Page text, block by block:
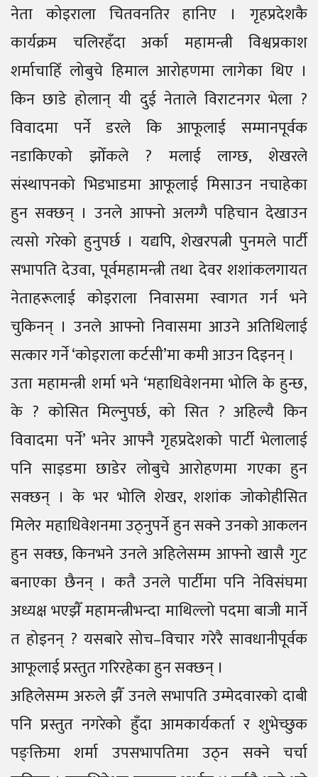
नेता कोइराला चितवनतिर हानिए । गृहप्रदेशकै
कार्यक्रम चलिरहँदा अर्का महामन्त्री विश्वप्रकाश
शर्माचाहिँ लोबुचे हिमाल आरोहणमा लागेका थिए ।
किन छाडे होलान् यी दुई नेताले विराटनगर भेला ?
विवादमा पर्ने डरले कि आफूलाई सम्मानपूर्वक
नडाकिएको झोँकले ? मलाई लाग्छ, शेखरले
संस्थापनको भिडभाडमा आफूलाई मिसाउन नचाहेका
हुन सक्छन् । उनले आफ्नो अलग्गै पहिचान देखाउन
त्यसो गरेको हुनुपर्छ । यद्यपि, शेखरपत्नी पुनमले पार्टी
सभापति देउवा, पूर्वमहामन्त्री तथा देवर शशांकलगायत
नेताहरूलाई कोइराला निवासमा स्वागत गर्न भने
चुकिनन् । उनले आफ्नो निवासमा आउने अतिथिलाई
सत्कार गर्ने ‘कोइराला कर्टसी’मा कमी आउन दिइनन् ।
उता महामन्त्री शर्मा भने ‘महाधिवेशनमा भोलि के हुन्छ,
के ? कोसित मिल्नुपर्छ, को सित ? अहिल्यै किन
विवादमा पर्ने’ भनेर आफ्नै गृहप्रदेशको पार्टी भेलालाई
पनि साइडमा छाडेर लोबुचे आरोहणमा गएका हुन
सक्छन् । के भर भोलि शेखर, शशांक जोकोहीसित
मिलेर महाधिवेशनमा उठ्नुपर्ने हुन सक्ने उनको आकलन
हुन सक्छ, किनभने उनले अहिलेसम्म आफ्नो खासै गुट
बनाएका छैनन् । कतै उनले पार्टीमा पनि नेविसंघमा
अध्यक्ष भएझैँ महामन्त्रीभन्दा माथिल्लो पदमा बाजी मार्ने
त होइनन् ? यसबारे सोच–विचार गरेरै सावधानीपूर्वक
आफूलाई प्रस्तुत गरिरहेका हुन सक्छन् ।
अहिलेसम्म अरुले झैँ उनले सभापति उम्मेदवारको दाबी
पनि प्रस्तुत नगरेको हुँदा आमकार्यकर्ता र शुभेच्छुक
पङ्क्तिमा शर्मा उपसभापतिमा उठ्न सक्ने चर्चा